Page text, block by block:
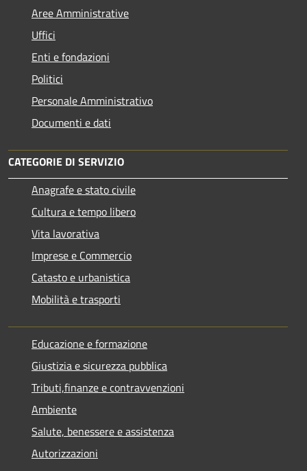
Aree Amministrative
Uffici
Enti e fondazioni
Politici
Personale Amministrativo
Documenti e dati
CATEGORIE DI SERVIZIO
Anagrafe e stato civile
Cultura e tempo libero
Vita lavorativa
Imprese e Commercio
Catasto e urbanistica
Mobilità e trasporti
Educazione e formazione
Giustizia e sicurezza pubblica
Tributi,finanze e contravvenzioni
Ambiente
Salute, benessere e assistenza
Autorizzazioni